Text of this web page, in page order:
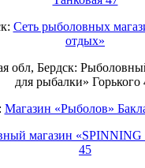
Сеть рыболовных
отдых»
обл, Бердск:
для рыбалки» Горького
Магазин «Рыболов»
магазин «SPINNING
45